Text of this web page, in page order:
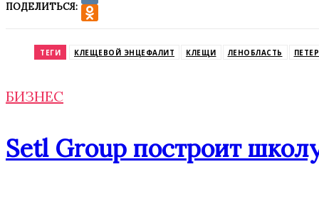
ПОДЕЛИТЬСЯ:
VK
ТЕГИ КЛЕЩЕВОЙ ЭНЦЕФАЛИТ КЛЕЩИ ЛЕНОБЛАСТЬ
БИЗНЕС
Setl Group построит